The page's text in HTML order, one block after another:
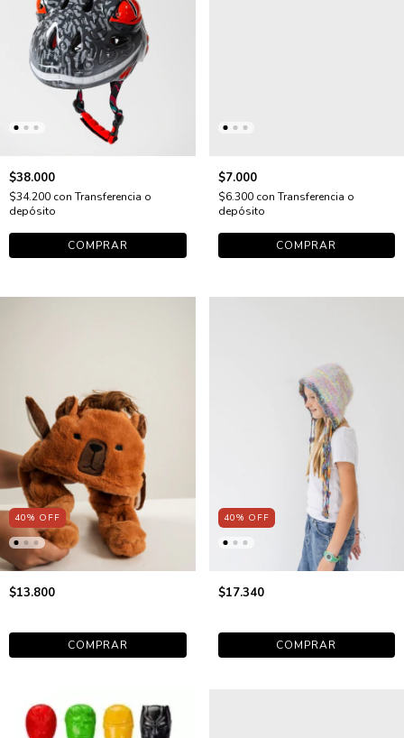
$38.000
$34.200 con Transferencia o
depósito
$7.000
$6.300 con Transferencia o
depósito
COMPRAR
40% OFF
$13.800
COMPRAR
40% OFF
$17.340
COMPRAR